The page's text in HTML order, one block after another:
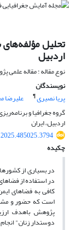
تحلیل
اردبیل
نوع مقاله : مقاله علمی
نویسندگان
پریا نصیری¶ علیرضا
گروه جغرافیا و
اردبیل، ایران
چکیده
در بسیاری از
در استفاده از
کافی به فضاهای
است که حضور و
پژوهش باهدف
دوستدار زنان"